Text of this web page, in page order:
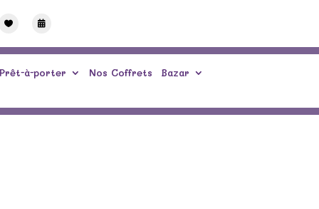
 
Prêt-à-porter Nos Coffrets
Bazar